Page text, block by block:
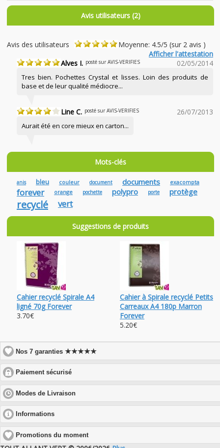
Avis utilisateurs (2)
Avis des utilisateurs
Moyenne: 4.5/5 (sur 2 avis )
Afficher l'attestation
Alves I. posté sur AVIS-VERIFIES 02/05/2014
Tres bien. Pochettes Crystal et lisses. Loin des produits de
base et de leur qualité médiocre...
Line C. posté sur AVIS-VERIFIES 26/07/2013
Aurait été en core mieux en carton...
Mots-clés
anis bleu couleur document documents exacompta
forever orange pochette polypro porte protège
recyclé vert
Suggestions de produits
Cahier recyclé Spirale A4
ligné 70g Forever
3.70€
Cahier à Spirale recyclé Petits
Carreaux A4 180p Marron
Forever
5.20€
Nos 7 garanties★★★★★
Paiement sécurisé
to
expand
contents
Modes de Livraison
to
Informations
to
expand
contents
Promotions du moment